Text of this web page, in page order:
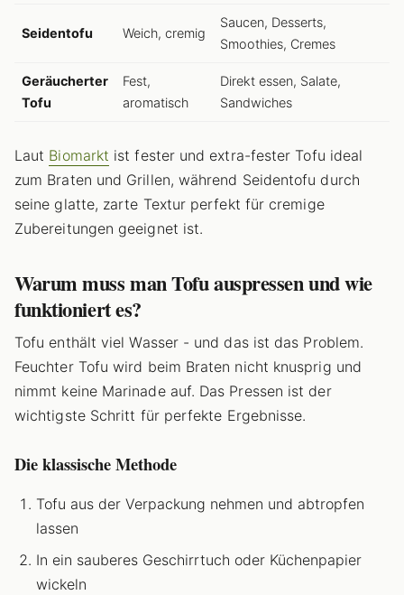
Seidentofu Weich, cremig
Saucen, Desserts,
Smoothies, Cremes
Geräucherter
Tofu
Fest,
aromatisch
Direkt essen, Salate,
Sandwiches
Laut Biomarkt ist fester und extra-fester Tofu ideal
zum Braten und Grillen, während Seidentofu durch
seine glatte, zarte Textur perfekt für cremige
Zubereitungen geeignet ist.
Warum muss man Tofu auspressen und wie
funktioniert es?
Tofu enthält viel Wasser - und das ist das Problem.
Feuchter Tofu wird beim Braten nicht knusprig und
nimmt keine Marinade auf. Das Pressen ist der
wichtigste Schritt für perfekte Ergebnisse.
Die klassische Methode
Tofu aus der Verpackung nehmen und abtropfen
lassen
In ein sauberes Geschirrtuch oder Küchenpapier
wickeln